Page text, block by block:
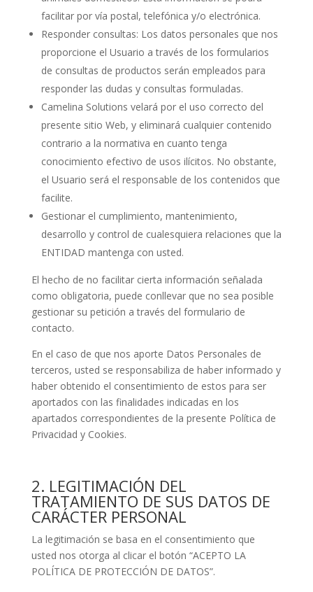
facilitar por vía postal, telefónica y/o electrónica.
Responder consultas: Los datos personales que nos
proporcione el Usuario a través de los formularios
de consultas de productos serán empleados para
responder las dudas y consultas formuladas.
Camelina Solutions velará por el uso correcto del
presente sitio Web, y eliminará cualquier contenido
contrario a la normativa en cuanto tenga
conocimiento efectivo de usos ilícitos. No obstante,
el Usuario será el responsable de los contenidos que
facilite.
Gestionar el cumplimiento, mantenimiento,
desarrollo y control de cualesquiera relaciones que la
ENTIDAD mantenga con usted.
El hecho de no facilitar cierta información señalada
como obligatoria, puede conllevar que no sea posible
gestionar su petición a través del formulario de
contacto.
En el caso de que nos aporte Datos Personales de
terceros, usted se responsabiliza de haber informado y
haber obtenido el consentimiento de estos para ser
aportados con las finalidades indicadas en los
apartados correspondientes de la presente Política de
Privacidad y Cookies.
2. LEGITIMACIÓN DEL
TRATAMIENTO DE SUS DATOS DE
CARÁCTER PERSONAL
La legitimación se basa en el consentimiento que
usted nos otorga al clicar el botón “ACEPTO LA
POLÍTICA DE PROTECCIÓN DE DATOS”.